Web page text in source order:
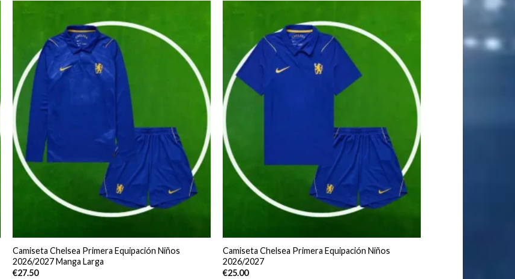
Camiseta Chelsea Primera Equipación Niños
2026/2027 Manga Larga
€27.50
Camiseta Chelsea Primera Equipación Niños
2026/2027
€25.00